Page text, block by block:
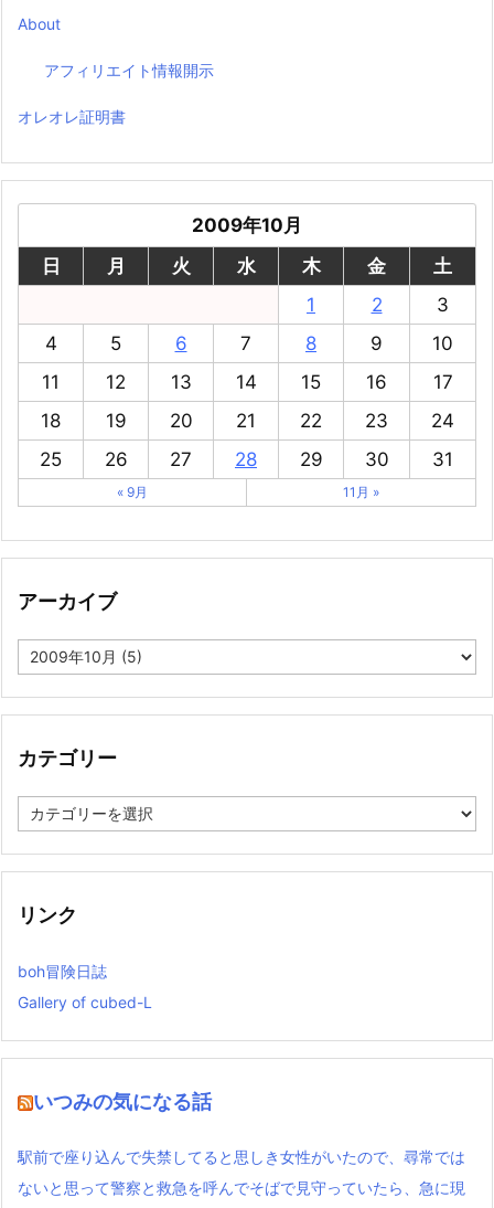
About
アフィリエイト情報開示
オレオレ証明書
2009年10月
日
月 火 水 木 金
土
1
2
3
4
5 6 7 8 9
10
11
12 13 14 15 16
17
18
19 20 21 22 23
24
25
26 27 28 29 30 31
« 9月 11月 »
アーカイブ
ア
ー
イ
カテゴリー
テ
リ
リンク
boh冒険日誌
Gallery of cubed-L
いつみの気になる話
駅前で座り込んで失禁してると思しき女性がいたので、尋常では
ないと思って警察と救急を呼んでそばで見守っていたら、急に現